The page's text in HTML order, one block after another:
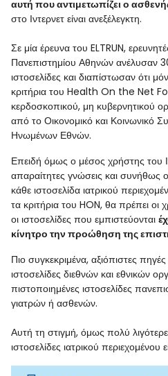
αυτή που αντιμετωπίζει ο
στο Ιντερνετ είναι ανεξέλεγκτη.
Σε μία έρευνα του ELTRUN,
Πανεπιστημίου Αθηνών ανέλυσαν
ιστοσελίδες και διαπίστωσαν ότι
κριτήρια του Health On the Net
κερδοσκοπικού, μη κυβερνητικού
από το Οικονομικό και Κοινωνικό
Ηνωμένων Εθνών.
Επειδή όμως ο μέσος χρήστης του
απαραίτητες γνώσεις και συνήθως
κάθε ιστοσελίδα ιατρικού
τα κριτήρια του HON, θα πρέπει οι
οι ιστοσελίδες που εμπιστεύονται έ
κίνητρο την προώθηση της
Πιο συγκεκριμένα, αξιόπιστες
ιστοσελίδες διεθνών και εθνικών
πιστοποιημένες ιστοσελίδες
γιατρών ή ασθενών.
Αυτή τη στιγμή, όμως πολύ
ιστοσελίδες ιατρικού περιεχομένου